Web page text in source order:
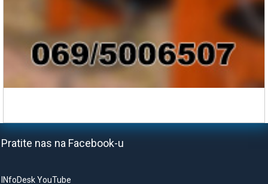
Pratite nas na Facebook-u
INfoDesk YouTube